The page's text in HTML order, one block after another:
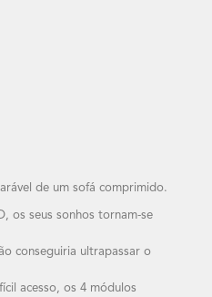
de um sofá comprimido.
os seus sonhos tornam-se
conseguiria ultrapassar o
acesso, os 4 módulos